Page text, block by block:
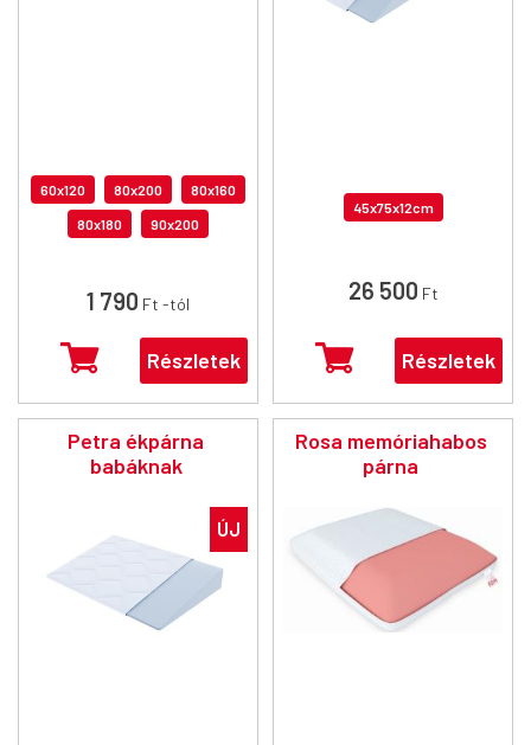
60x120 80x200 80x160
80x180 90x200
1 790 Ft -tól
Részletek
45x75x12cm
26 500 Ft
Részletek
ÚJ
Petra ékpárna
babáknak
Rosa memóriahabos
párna